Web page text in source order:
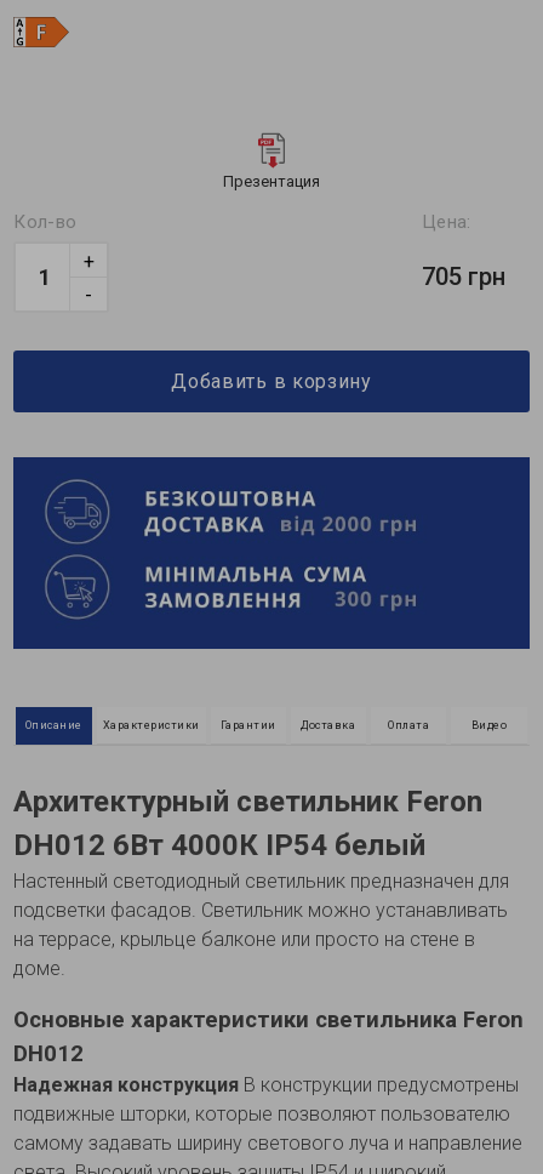
Презентация
Кол-во
-
+
Цена:
705 грн
Добавить в корзину
Описание Характеристики Гарантии Доставка Оплата Видео
Архитектурный светильник Feron
DH012 6Вт 4000К IP54 белый
Настенный светодиодный светильник предназначен для
подсветки фасадов. Светильник можно устанавливать
на террасе, крыльце балконе или просто на стене в
доме.
Основные характеристики светильника Feron
DH012
Надежная конструкция В конструкции предусмотрены
подвижные шторки, которые позволяют пользователю
самому задавать ширину светового луча и направление